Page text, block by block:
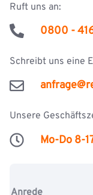
Anrede
Ruft uns an:
0800 - 416
Schreibt uns eine
Unsere
Mo-Do 8-